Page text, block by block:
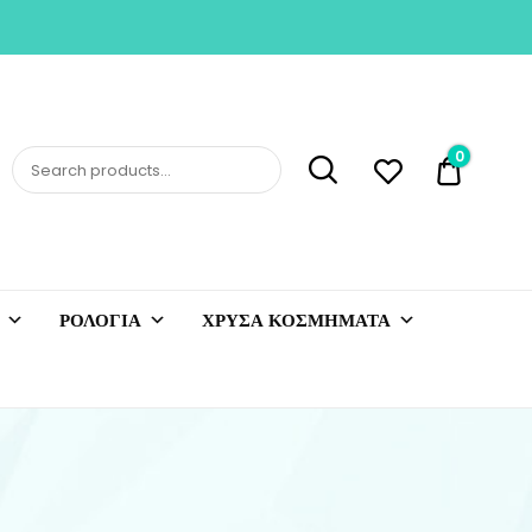
0,00 €
0
ΡΟΛΟΓΙΑ ΧΡΥΣΑ ΚΟΣΜΗΜΑΤΑ